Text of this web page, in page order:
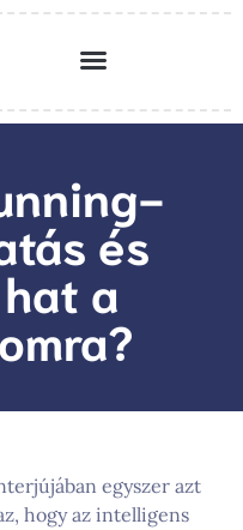
és
a
egyszer azt
hogy az intelligens